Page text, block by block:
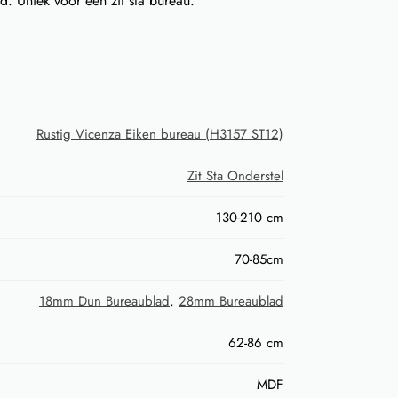
Rustig Vicenza Eiken bureau (H3157 ST12)
Zit Sta Onderstel
130-210 cm
70-85cm
18mm Dun Bureaublad, 28mm Bureaublad
62-86 cm
MDF